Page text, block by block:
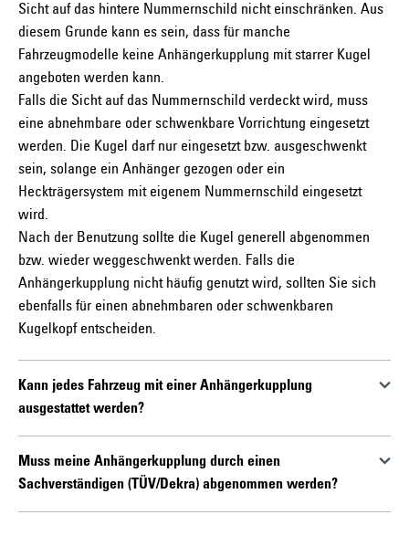
Sicht auf das hintere Nummernschild nicht einschränken. Aus
diesem Grunde kann es sein, dass für manche
Fahrzeugmodelle keine Anhängerkupplung mit starrer Kugel
angeboten werden kann.
Falls die Sicht auf das Nummernschild verdeckt wird, muss
eine abnehmbare oder schwenkbare Vorrichtung eingesetzt
werden. Die Kugel darf nur eingesetzt bzw. ausgeschwenkt
sein, solange ein Anhänger gezogen oder ein
Heckträgersystem mit eigenem Nummernschild eingesetzt
wird.
Nach der Benutzung sollte die Kugel generell abgenommen
bzw. wieder weggeschwenkt werden. Falls die
Anhängerkupplung nicht häufig genutzt wird, sollten Sie sich
ebenfalls für einen abnehmbaren oder schwenkbaren
Kann jedes Fahrzeug mit einer Anhängerkupplung
ausgestattet werden?
ein Fahrzeug freigibt, gibt es dazu i.d.R. eine
passende Anhängerkupplung. Einen weiteren
Muss meine Anhängerkupplung durch einen
Sachverständigen (TÜV/Dekra) abgenommen werden?